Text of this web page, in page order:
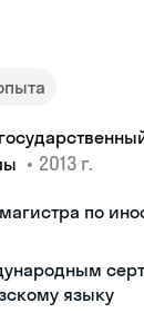
• 2013 г.
по
языку